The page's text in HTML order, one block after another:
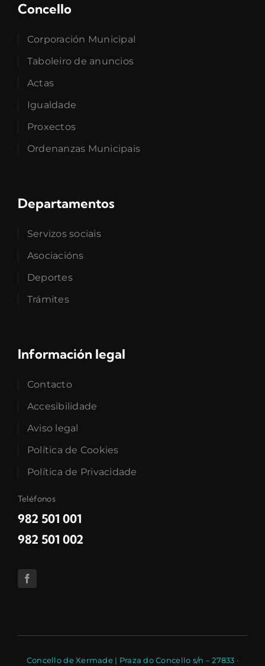
Concello
Corporación Municipal
Taboleiro de anuncios
Actas
Igualdade
Proxectos
Ordenanzas Municipais
Departamentos
Servizos sociais
Asociacións
Deportes
Trámites
Información legal
Contacto
Accesibilidade
Aviso legal
Política de Cookies
Política de Privacidade
Teléfonos
982 501 001
982 501 002
Concello de Xermade | Praza do Concello s/n – 27833 ·